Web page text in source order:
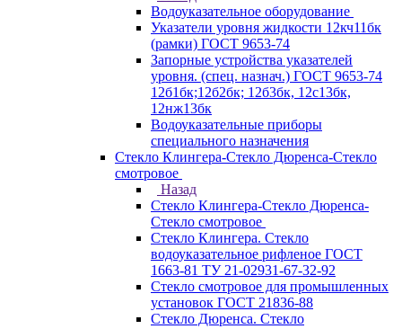
Водоуказательное оборудование
Указатели уровня жидкости 12кч11бк
(рамки) ГОСТ 9653-74
Запорные устройства указателей
уровня. (спец. назнач.) ГОСТ 9653-74
12б1бк;12б2бк; 12б3бк, 12с13бк,
12нж13бк
Водоуказательные приборы
специального назначения
Стекло Клингера-Стекло Дюренса-Стекло
смотровое
Назад
Стекло Клингера-Стекло Дюренса-
Стекло смотровое
Стекло Клингера. Стекло
водоуказательное рифленое ГОСТ
1663-81 ТУ 21-02931-67-32-92
Стекло смотровое для промышленных
установок ГОСТ 21836-88
Стекло Дюренса. Стекло